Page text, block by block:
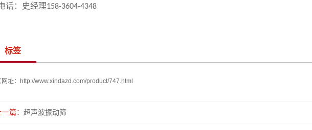
话：史经理158-3604-4348
标签
址： http://www.xindazd.com/product/747.html
篇： 超声波振动筛